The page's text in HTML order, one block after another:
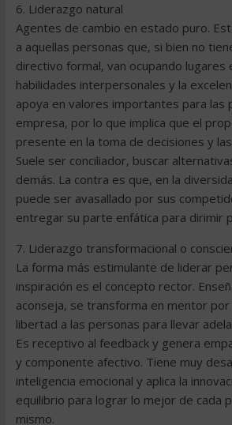
6. Liderazgo natural
Agentes de cambio en estado puro.
a aquellas personas que, si bien no
directivo formal, van ocupando lugares
habilidades interpersonales y la
apoya en valores importantes para las
empresa, por lo que implica que el
presente en la toma de decisiones y
Suele ser conciliador, buscar
demás. La contra es que, en la
puede ser avasallado por sus
entregar su parte enfática para dirimir
7. Liderazgo transformacional o
La forma más estimulante de liderar
inspiración es el concepto rector.
aconseja, se transforma en mentor
libertad a las personas para llevar
Es receptivo al feedback y genera
y componente afectivo. Tiene muy
inteligencia emocional y aplica la
equilibrio para lograr lo mejor de cada
mismo.